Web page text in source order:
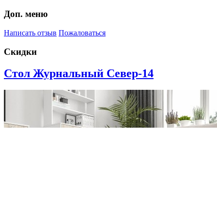
Доп. меню
Написать отзыв Пожаловаться
Скидки
Стол Журнальный Север-14